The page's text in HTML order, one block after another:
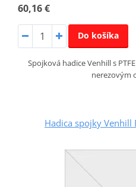
60,16 €
Do košíka
Spojková hadice Venhill s
nerezovým
Hadica spojky Venhill